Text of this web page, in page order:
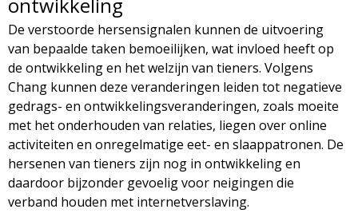
De verstoorde hersensignalen kunnen de uitvoering
van bepaalde taken bemoeilijken, wat invloed heeft op
de ontwikkeling en het welzijn van tieners. Volgens
Chang kunnen deze veranderingen leiden tot negatieve
gedrags- en ontwikkelingsveranderingen, zoals moeite
met het onderhouden van relaties, liegen over online
activiteiten en onregelmatige eet- en slaappatronen. De
hersenen van tieners zijn nog in ontwikkeling en
daardoor bijzonder gevoelig voor neigingen die
verband houden met internetverslaving.